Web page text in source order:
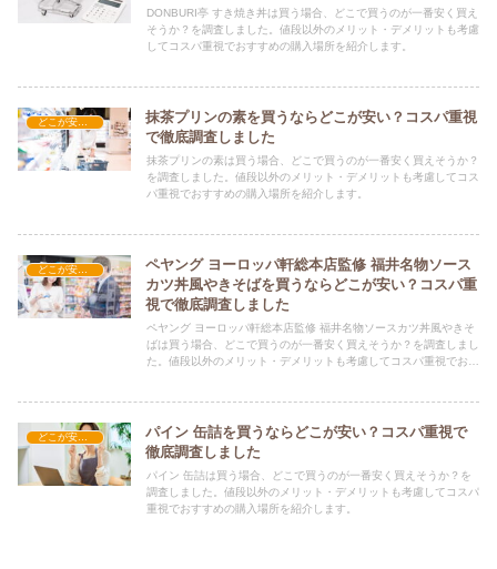
DONBURI亭 すき焼き丼は買う場合、どこで買うのが一番安く買え
そうか？を調査しました。値段以外のメリット・デメリットも考慮
してコスパ重視でおすすめの購入場所を紹介します。
どこが安い？-食品・食材
抹茶プリンの素を買うならどこが安い？コスパ重視
で徹底調査しました
抹茶プリンの素は買う場合、どこで買うのが一番安く買えそうか？
を調査しました。値段以外のメリット・デメリットも考慮してコス
パ重視でおすすめの購入場所を紹介します。
どこが安い？-食品・食材
ペヤング ヨーロッパ軒総本店監修 福井名物ソース
カツ丼風やきそばを買うならどこが安い？コスパ重
視で徹底調査しました
ペヤング ヨーロッパ軒総本店監修 福井名物ソースカツ丼風やきそ
ばは買う場合、どこで買うのが一番安く買えそうか？を調査しまし
た。値段以外のメリット・デメリットも考慮してコスパ重視でおす
どこが安い？-食品・食材
パイン 缶詰を買うならどこが安い？コスパ重視で
徹底調査しました
パイン 缶詰は買う場合、どこで買うのが一番安く買えそうか？を
調査しました。値段以外のメリット・デメリットも考慮してコスパ
重視でおすすめの購入場所を紹介します。